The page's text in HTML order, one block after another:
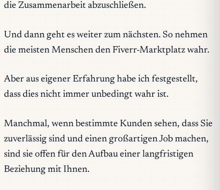
die Zusammenarbeit abzuschließen.
Und dann geht es weiter zum nächsten. So nehmen
die meisten Menschen den Fiverr-Marktplatz wahr.
Aber aus eigener Erfahrung habe ich festgestellt,
dass dies nicht immer unbedingt wahr ist.
Manchmal, wenn bestimmte Kunden sehen, dass Sie
zuverlässig sind und einen großartigen Job machen,
sind sie offen für den Aufbau einer langfristigen
Beziehung mit Ihnen.